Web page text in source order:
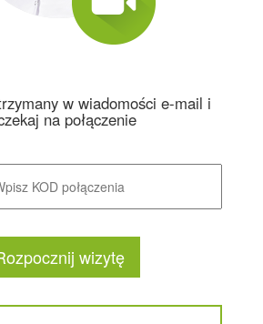
w wiadomości e-mail i
na połączenie
wizytę